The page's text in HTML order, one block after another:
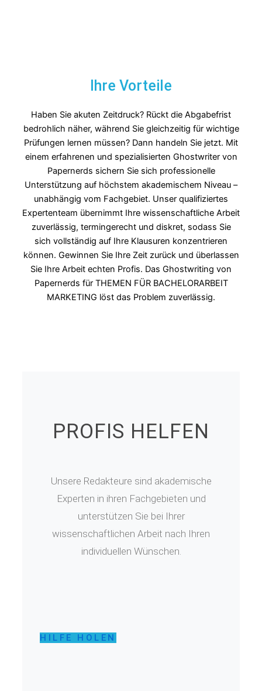
Ihre Vorteile
Haben Sie akuten Zeitdruck? Rückt die Abgabefrist
bedrohlich näher, während Sie gleichzeitig für wichtige
Prüfungen lernen müssen? Dann handeln Sie jetzt. Mit
einem erfahrenen und spezialisierten Ghostwriter von
Papernerds sichern Sie sich professionelle
Unterstützung auf höchstem akademischem Niveau –
unabhängig vom Fachgebiet. Unser qualifiziertes
Expertenteam übernimmt Ihre wissenschaftliche Arbeit
zuverlässig, termingerecht und diskret, sodass Sie
sich vollständig auf Ihre Klausuren konzentrieren
können. Gewinnen Sie Ihre Zeit zurück und überlassen
Sie Ihre Arbeit echten Profis. Das Ghostwriting von
Papernerds für THEMEN FÜR BACHELORARBEIT
MARKETING löst das Problem zuverlässig.
PROFIS HELFEN
Unsere Redakteure sind akademische
Experten in ihren Fachgebieten und
unterstützen Sie bei Ihrer
wissenschaftlichen Arbeit nach Ihren
individuellen Wünschen.
HILFE HOLEN